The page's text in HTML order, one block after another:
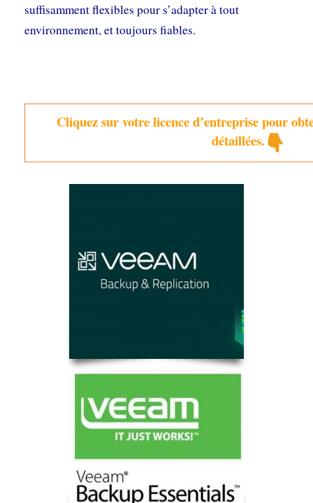
suffisamment flexibles pour s’adapter à tout
environnement, et toujours fiables.
Cliquez sur votre licence d’entreprise pour
détaillées.